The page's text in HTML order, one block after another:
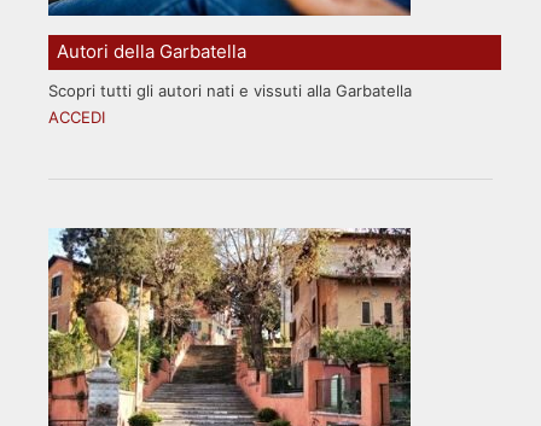
Autori della Garbatella
Scopri tutti gli autori nati e vissuti alla Garbatella
ACCEDI